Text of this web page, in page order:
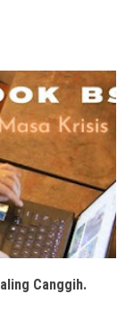
Canggih.